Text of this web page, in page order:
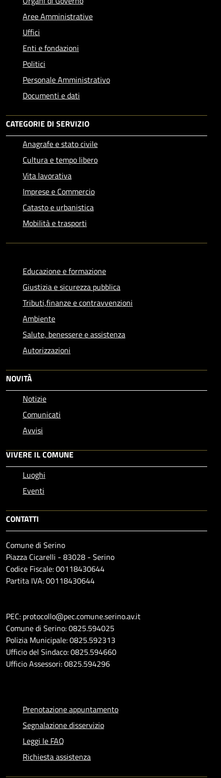
Aree Amministrative
Uffici
Enti e fondazioni
Politici
Personale Amministrativo
Documenti e dati
CATEGORIE DI SERVIZIO
Anagrafe e stato civile
Cultura e tempo libero
Vita lavorativa
Imprese e Commercio
Catasto e urbanistica
Mobilità e trasporti
Educazione e formazione
Giustizia e sicurezza pubblica
Tributi,finanze e contravvenzioni
Ambiente
Salute, benessere e assistenza
Autorizzazioni
NOVITÀ
Notizie
Comunicati
Avvisi
VIVERE IL COMUNE
Luoghi
Eventi
CONTATTI
Comune di Serino
Piazza Cicarelli - 83028 - Serino
Codice Fiscale: 00118430644
Partita IVA: 00118430644
PEC: protocollo@pec.comune.serino.av.it
Comune di Serino: 0825.594025
Polizia Municipale: 0825.592313
Ufficio del Sindaco: 0825.594660
Ufficio Assessori: 0825.594296
Prenotazione appuntamento
Segnalazione disservizio
Leggi le FAQ
Richiesta assistenza